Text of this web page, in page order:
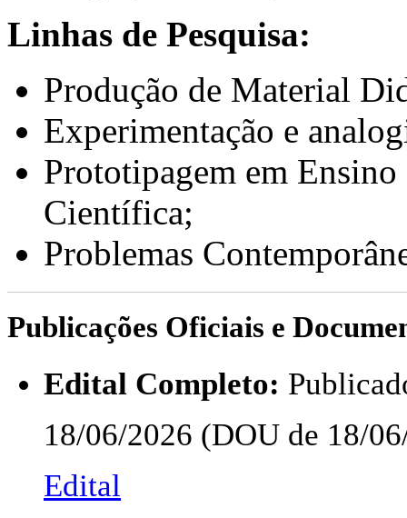
Linhas de Pesquisa:
Produção de Material
Experimentação e
Prototipagem em
Científica;
Problemas
Publicações Oficiais e
Edital Completo:
18/06/2026 (DOU de 18/
Edital